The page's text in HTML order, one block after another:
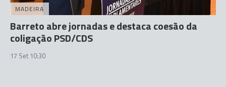
MADEIRA
Barreto abre jornadas e destaca coesão da
coligação PSD/CDS
17 Set 10:30